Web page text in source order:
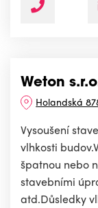
Weton
Holandská
Vysoušení
vlhkosti
špatnou nebo
stavebními
atd.Důsledky